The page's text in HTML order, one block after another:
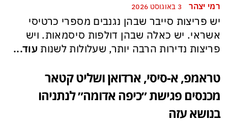
רמי יצהר
יש פריצות סייבר שבהן נגנבים מספרי כרטיסי
אשראי. יש כאלה שבהן דולפות סיסמאות. ויש
פריצות נדירות הרבה יותר, שעלולות לשנות עוד...
טראמפ, א-סיסי, ארדואן ושליט קטאר
מכנסים פגישת ״כיפה אדומה״ לנתניהו
בנושא עזה